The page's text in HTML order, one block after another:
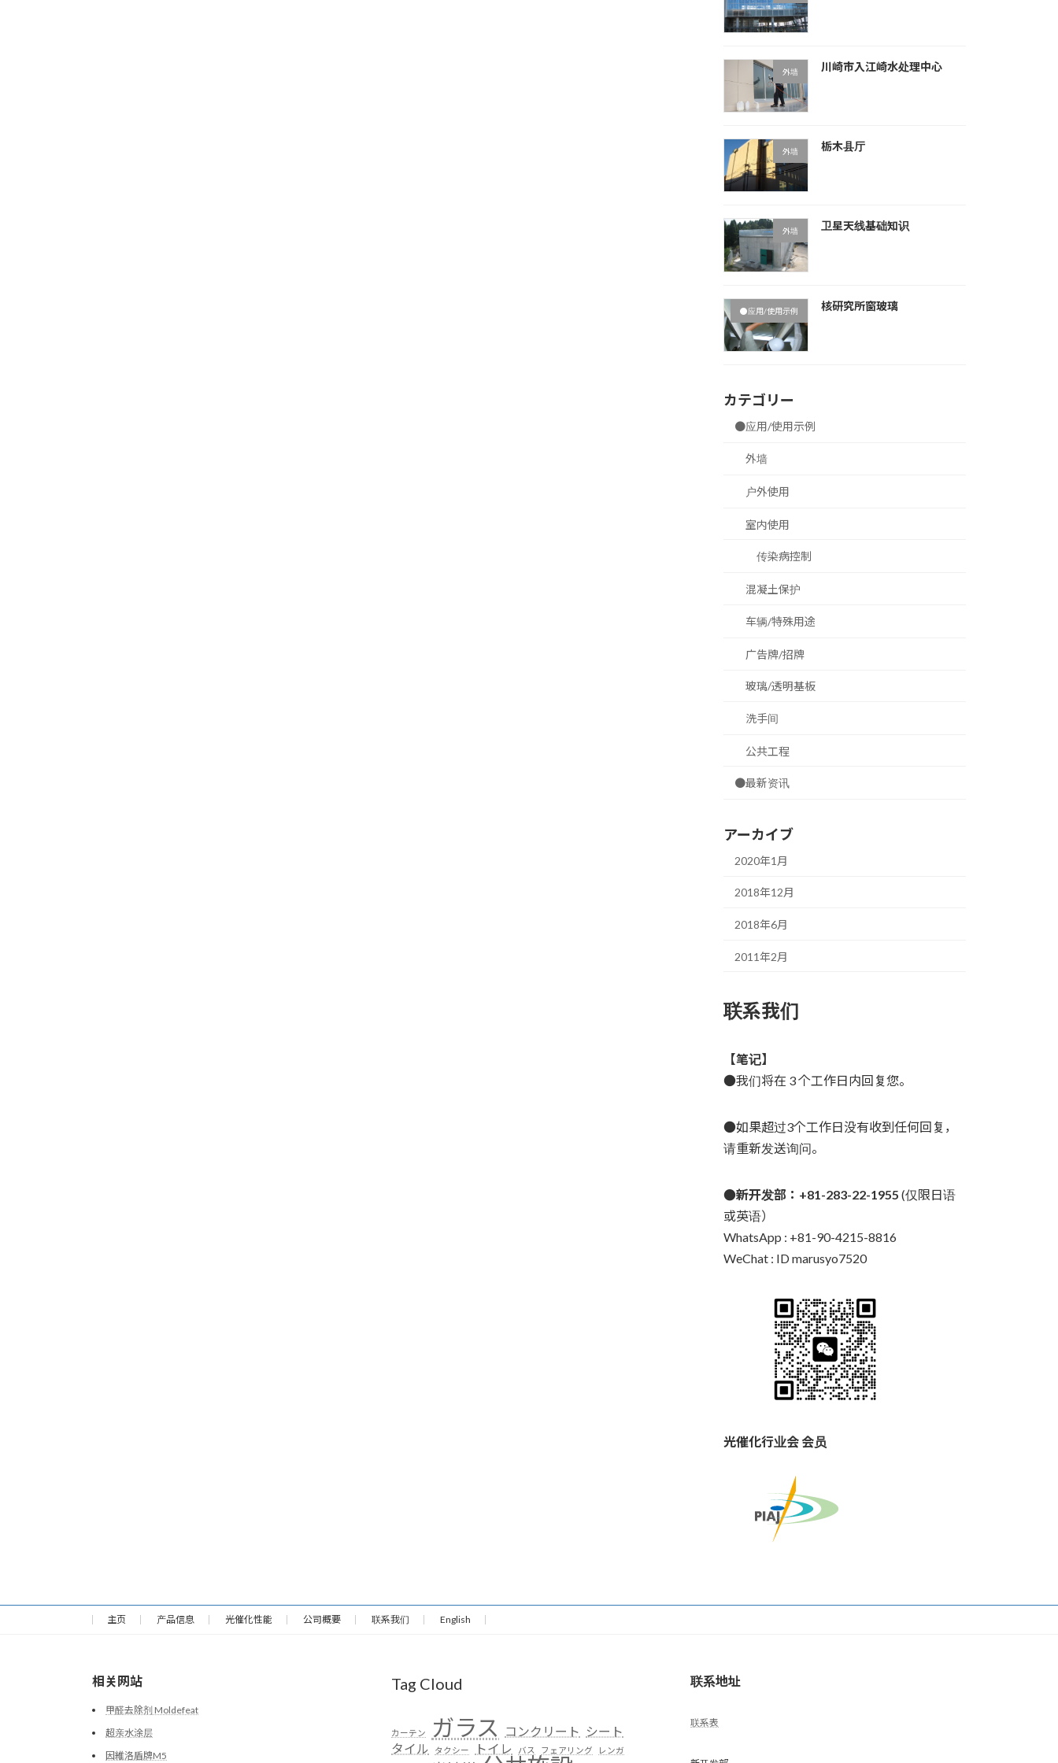
外墙 川崎市入江崎水处理中心
外墙 栃木县厅
外墙 卫星天线基础知识
●应用/使用示例 核研究所窗玻璃
カテゴリー
●应用/使用示例
外墙
户外使用
室内使用
传染病控制
混凝土保护
车辆/特殊用途
广告牌/招牌
玻璃/透明基板
洗手间
公共工程
●最新资讯
アーカイブ
2020年1月
2018年12月
2018年6月
2011年2月
联系我们
【笔记】
●我们将在 3 个工作日内回复您。
●如果超过3个工作日没有收到任何回复，
请重新发送询问。
●新开发部：+81-283-22-1955 (仅限日语
或英语）
WhatsApp : +81-90-4215-8816
WeChat : ID marusyo7520
光催化行业会 会员
主页 产品信息 光催化性能 公司概要 联系我们 English
相关网站
甲醛去除剂 Moldefeat
超亲水涂层
因維洛盾牌M5
Tag Cloud
カーテン ガラス コンクリート シート
タイル
タクシー トイレ バス フェアリング レンガ
联系地址
联系表